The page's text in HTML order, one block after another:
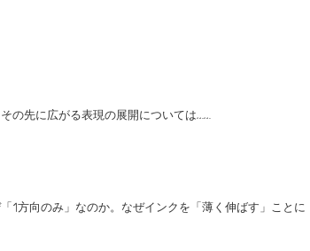
の先に広がる表現の展開については……
1方向のみ」なのか。なぜインクを「薄く伸ばす」ことに